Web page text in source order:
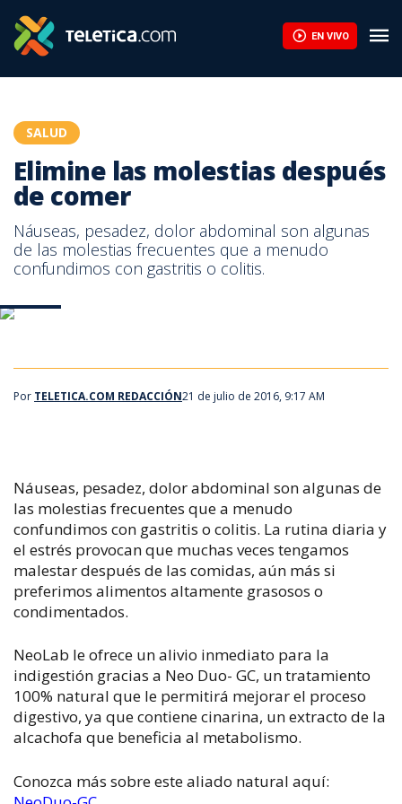
EN VIVO
SALUD
Elimine las molestias después
de comer
Náuseas, pesadez, dolor abdominal son algunas
de las molestias frecuentes que a menudo
confundimos con gastritis o colitis.
Por TELETICA.COM REDACCIÓN21 de julio de 2016, 9:17 AM
Náuseas, pesadez, dolor abdominal son algunas de
las molestias frecuentes que a menudo
confundimos con gastritis o colitis. La rutina diaria y
el estrés provocan que muchas veces tengamos
malestar después de las comidas, aún más si
preferimos alimentos altamente grasosos o
condimentados.
NeoLab le ofrece un alivio inmediato para la
indigestión gracias a Neo Duo- GC, un tratamiento
100% natural que le permitirá mejorar el proceso
digestivo, ya que contiene cinarina, un extracto de la
alcachofa que beneficia al metabolismo.
Conozca más sobre este aliado natural aquí: